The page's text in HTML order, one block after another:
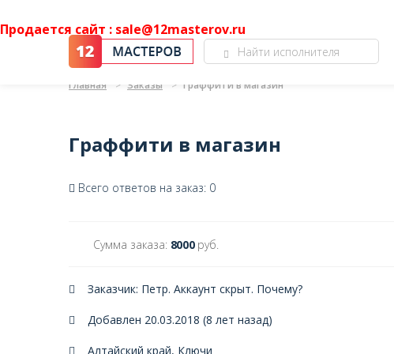
Продается сайт : sale@12masterov.ru
Главная Заказы Граффити в магазин
Граффити в магазин
Всего ответов на заказ: 0
Сумма заказа: 8000 руб.
Заказчик: Петр. Аккаунт скрыт. Почему?
Добавлен 20.03.2018 (8 лет назад)
Алтайский край, Ключи